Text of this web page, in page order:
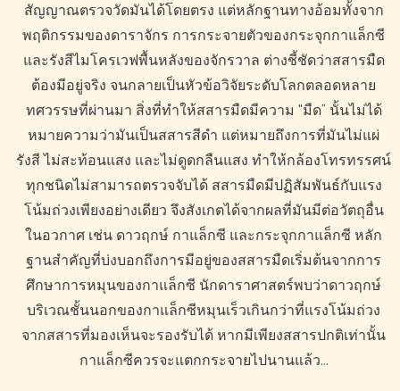
สัญญาณตรวจวัดมันได้โดยตรง แต่หลักฐานทางอ้อมทั้งจาก
พฤติกรรมของดาราจักร การกระจายตัวของกระจุกกาแล็กซี
และรังสีไมโครเวฟพื้นหลังของจักรวาล ต่างชี้ชัดว่าสสารมืด
ต้องมีอยู่จริง จนกลายเป็นหัวข้อวิจัยระดับโลกตลอดหลาย
ทศวรรษที่ผ่านมา สิ่งที่ทำให้สสารมืดมีความ “มืด” นั้นไม่ได้
หมายความว่ามันเป็นสสารสีดำ แต่หมายถึงการที่มันไม่แผ่
รังสี ไม่สะท้อนแสง และไม่ดูดกลืนแสง ทำให้กล้องโทรทรรศน์
ทุกชนิดไม่สามารถตรวจจับได้ สสารมืดมีปฏิสัมพันธ์กับแรง
โน้มถ่วงเพียงอย่างเดียว จึงสังเกตได้จากผลที่มันมีต่อวัตถุอื่น
ในอวกาศ เช่น ดาวฤกษ์ กาแล็กซี และกระจุกกาแล็กซี หลัก
ฐานสำคัญที่บ่งบอกถึงการมีอยู่ของสสารมืดเริ่มต้นจากการ
ศึกษาการหมุนของกาแล็กซี นักดาราศาสตร์พบว่าดาวฤกษ์
บริเวณชั้นนอกของกาแล็กซีหมุนเร็วเกินกว่าที่แรงโน้มถ่วง
จากสสารที่มองเห็นจะรองรับได้ หากมีเพียงสสารปกติเท่านั้น
กาแล็กซีควรจะแตกกระจายไปนานแล้ว…